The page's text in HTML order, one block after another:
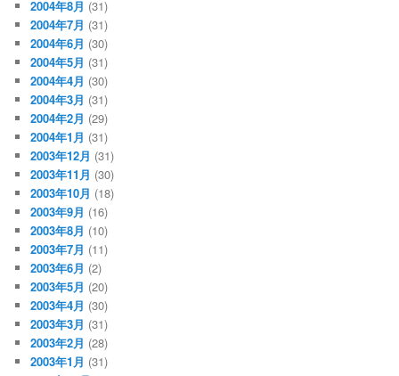
2004年8月 (31)
2004年7月 (31)
2004年6月 (30)
2004年5月 (31)
2004年4月 (30)
2004年3月 (31)
2004年2月 (29)
2004年1月 (31)
2003年12月 (31)
2003年11月 (30)
2003年10月 (18)
2003年9月 (16)
2003年8月 (10)
2003年7月 (11)
2003年6月 (2)
2003年5月 (20)
2003年4月 (30)
2003年3月 (31)
2003年2月 (28)
2003年1月 (31)